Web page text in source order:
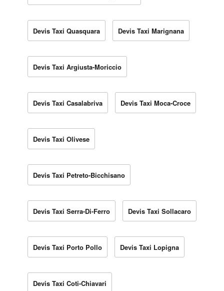
Devis Taxi Quasquara Devis Taxi Marignana
Devis Taxi Argiusta-Moriccio
Devis Taxi Casalabriva Devis Taxi Moca-Croce
Devis Taxi Olivese
Devis Taxi Petreto-Bicchisano
Devis Taxi Serra-Di-Ferro Devis Taxi Sollacaro
Devis Taxi Porto Pollo Devis Taxi Lopigna
Devis Taxi Coti-Chiavari